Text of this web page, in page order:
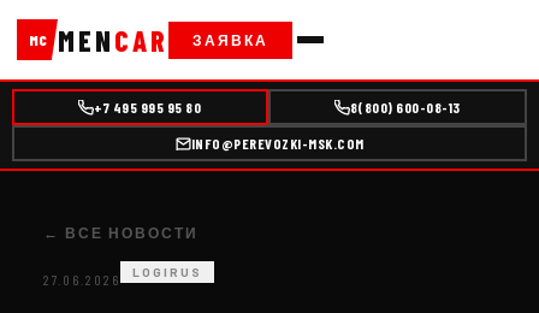
MC MENCAR ЗАЯВКА
+7 495 995 95 80 8(800) 600-08-13
INFO@PEREVOZKI-MSK.COM
← ВСЕ НОВОСТИ
27.06.2026 LOGIRUS